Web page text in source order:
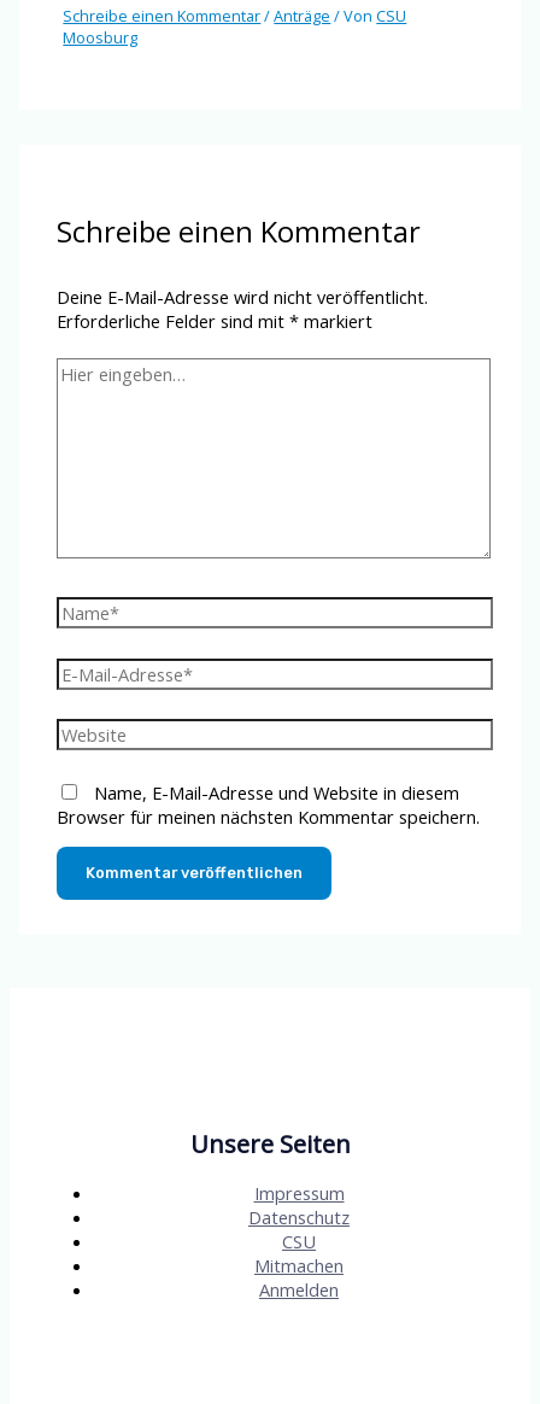
Schreibe einen Kommentar/Anträge / VonCSU
Moosburg
Schreibe einen Kommentar
Deine E-Mail-Adresse wird nicht veröffentlicht.
Erforderliche Felder sind mit* markiert
Hier
eingeben…
Name*
E-
Mail-
Adresse*
Website
Name, E-Mail-Adresse und Website in diesem
Browser für meinen nächsten Kommentar speichern.
Unsere Seiten
Impressum
Datenschutz
CSU
Mitmachen
Anmelden